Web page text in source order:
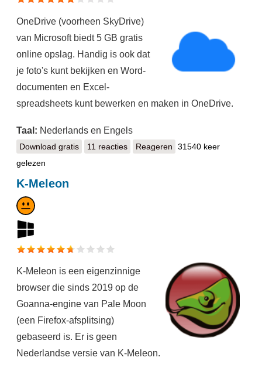
OneDrive (voorheen SkyDrive)
van Microsoft biedt 5 GB gratis
online opslag. Handig is ook dat
je foto's kunt bekijken en Word-
documenten en Excel-
spreadsheets kunt bewerken en maken in OneDrive.
Taal: Nederlands en Engels
Download gratisOneDrive
11 reacties Reageren
31540 keer
gelezen
K-Meleon
K-Meleon is een eigenzinnige
browser die sinds 2019 op de
Goanna-engine van Pale Moon
(een Firefox-afsplitsing)
gebaseerd is. Er is geen
Nederlandse versie van K-Meleon.